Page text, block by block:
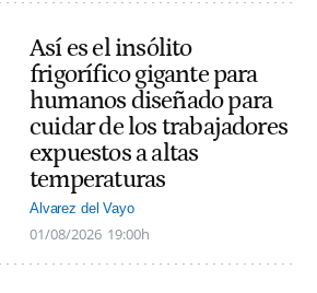
Así es el insólito
frigorífico gigante para
humanos diseñado para
cuidar de los trabajadores
expuestos a altas
temperaturas
Alvarez del Vayo
01/08/2026 19:00h